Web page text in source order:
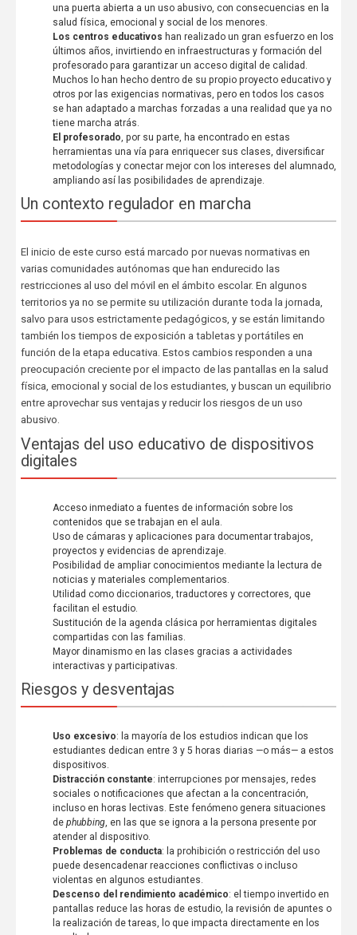
una puerta abierta a un uso abusivo, con consecuencias en la
salud física, emocional y social de los menores.
Los centros educativos han realizado un gran esfuerzo en los
últimos años, invirtiendo en infraestructuras y formación del
profesorado para garantizar un acceso digital de calidad.
Muchos lo han hecho dentro de su propio proyecto educativo y
otros por las exigencias normativas, pero en todos los casos
se han adaptado a marchas forzadas a una realidad que ya no
tiene marcha atrás.
El profesorado , por su parte, ha encontrado en estas
herramientas una vía para enriquecer sus clases, diversificar
metodologías y conectar mejor con los intereses del alumnado,
ampliando así las posibilidades de aprendizaje.
Un contexto regulador en marcha
El inicio de este curso está marcado por nuevas normativas en
varias comunidades autónomas que han endurecido las
restricciones al uso del móvil en el ámbito escolar. En algunos
territorios ya no se permite su utilización durante toda la jornada,
salvo para usos estrictamente pedagógicos, y se están limitando
también los tiempos de exposición a tabletas y portátiles en
función de la etapa educativa. Estos cambios responden a una
preocupación creciente por el impacto de las pantallas en la salud
física, emocional y social de los estudiantes, y buscan un equilibrio
entre aprovechar sus ventajas y reducir los riesgos de un uso
abusivo.
Ventajas del uso educativo de dispositivos
digitales
Acceso inmediato a fuentes de información sobre los
contenidos que se trabajan en el aula.
Uso de cámaras y aplicaciones para documentar trabajos,
proyectos y evidencias de aprendizaje.
Posibilidad de ampliar conocimientos mediante la lectura de
noticias y materiales complementarios.
Utilidad como diccionarios, traductores y correctores, que
facilitan el estudio.
Sustitución de la agenda clásica por herramientas digitales
compartidas con las familias.
Mayor dinamismo en las clases gracias a actividades
interactivas y participativas.
Riesgos y desventajas
Uso excesivo: la mayoría de los estudios indican que los
estudiantes dedican entre 3 y 5 horas diarias —o más— a estos
dispositivos.
Distracción constante: interrupciones por mensajes, redes
sociales o notificaciones que afectan a la concentración,
incluso en horas lectivas. Este fenómeno genera situaciones
de phubbing, en las que se ignora a la persona presente por
atender al dispositivo.
Problemas de conducta: la prohibición o restricción del uso
puede desencadenar reacciones conflictivas o incluso
violentas en algunos estudiantes.
Descenso del rendimiento académico: el tiempo invertido en
pantallas reduce las horas de estudio, la revisión de apuntes o
la realización de tareas, lo que impacta directamente en los